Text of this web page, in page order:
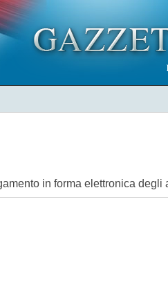
in forma elettronica